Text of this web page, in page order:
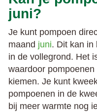
juni?
Je kunt pompoen
maand juni. Dit kan in
in de vollegrond. Het
waardoor
kiemen. Je kunt
pompoenen in de
bij meer warmte nog